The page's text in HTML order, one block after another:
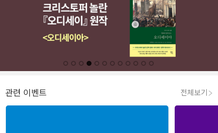
관련 이벤트 전체보기